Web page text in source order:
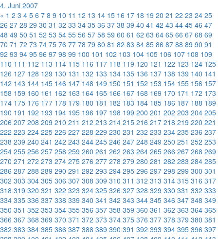
4. Juni 2007
« 1 2 3 4 5 6 7 8 9 10 11 12 13 14 15 16 17 18 19 20 21 22 23 24 25
26 27 28 29 30 31 32 33 34 35 36 37 38 39 40 41 42 43 44 45 46 47
48 49 50 51 52 53 54 55 56 57 58 59 60 61 62 63 64 65 66 67 68 69
70 71 72 73 74 75 76 77 78 79 80 81 82 83 84 85 86 87 88 89 90 91
92 93 94 95 96 97 98 99 100 101 102 103 104 105 106 107 108 109
110 111 112 113 114 115 116 117 118 119 120 121 122 123 124 125
126 127 128 129 130 131 132 133 134 135 136 137 138 139 140 141
142 143 144 145 146 147 148 149 150 151 152 153 154 155 156 157
158 159 160 161 162 163 164 165 166 167 168 169 170 171 172 173
174 175 176 177 178 179 180 181 182 183 184 185 186 187 188 189
190 191 192 193 194 195 196 197 198 199 200 201 202 203 204 205
206 207 208 209 210 211 212 213 214 215 216 217 218 219 220 221
222 223 224 225 226 227 228 229 230 231 232 233 234 235 236 237
238 239 240 241 242 243 244 245 246 247 248 249 250 251 252 253
254 255 256 257 258 259 260 261 262 263 264 265 266 267 268 269
270 271 272 273 274 275 276 277 278 279 280 281 282 283 284 285
286 287 288 289 290 291 292 293 294 295 296 297 298 299 300 301
302 303 304 305 306 307 308 309 310 311 312 313 314 315 316 317
318 319 320 321 322 323 324 325 326 327 328 329 330 331 332 333
334 335 336 337 338 339 340 341 342 343 344 345 346 347 348 349
350 351 352 353 354 355 356 357 358 359 360 361 362 363 364 365
366 367 368 369 370 371 372 373 374 375 376 377 378 379 380 381
382 383 384 385 386 387 388 389 390 391 392 393 394 395 396 397